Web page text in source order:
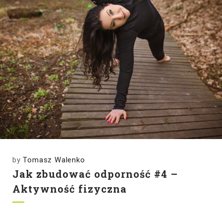
byTomasz Walenko
Jak zbudować odporność #4 –
Aktywność fizyczna